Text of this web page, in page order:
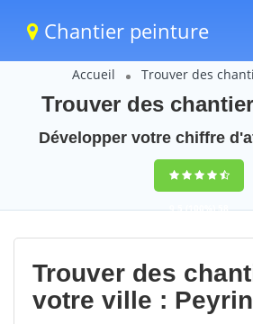
Chantier peinture
Accueil Trouver des
Trouver des
Développer votre chiffre
9,5(100%)58
votes
Trouver des
votre ville :